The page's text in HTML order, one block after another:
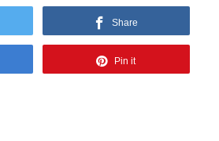
Share
Pin it